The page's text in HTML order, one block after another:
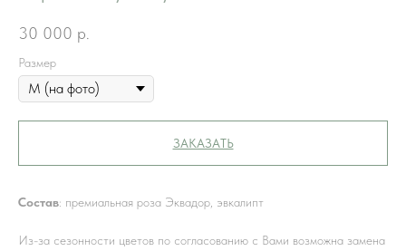
30 000 р.
Размер
ЗАКАЗАТЬ
Состав: премиальная роза Эквадор, эвкалипт
Из-за сезонности цветов по согласованию с Вами возможна замена